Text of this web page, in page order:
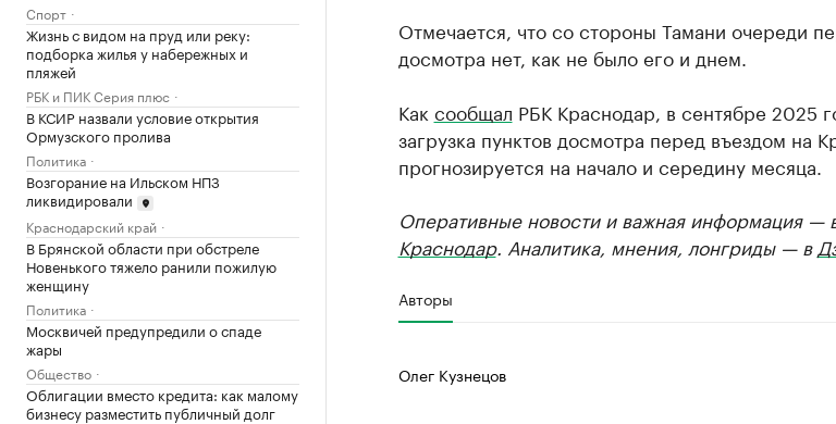
Спорт
Жизнь с видом на пруд или реку:
подборка жилья у набережных и
пляжей
РБК и ПИК Серия плюс
В КСИР назвали условие открытия
Ормузского пролива
Политика
Возгорание на Ильском НПЗ
ликвидировали
Краснодарский край
В Брянской области при обстреле
Новенького тяжело ранили пожилую
женщину
Политика
Москвичей предупредили о спаде
жары
Общество
Облигации вместо кредита: как малому
бизнесу разместить публичный долг
Отмечается, что со стороны Тамани очереди
досмотра нет, как не было его и днем.
Как сообщал РБК Краснодар, в сентябре 2025
загрузка пунктов досмотра перед въездом на
прогнозируется на начало и середину месяца.
Оперативные новости и важная информация —
Краснодар. Аналитика, мнения, лонгриды — в
Авторы
Олег Кузнецов